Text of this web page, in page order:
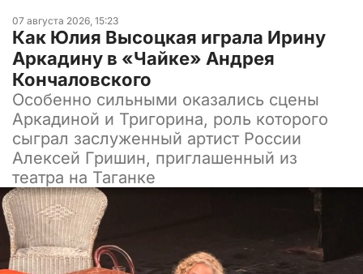
07 августа 2026, 15:23
Как Юлия Высоцкая играла Ирину
Аркадину в «Чайке» Андрея
Кончаловского
Особенно сильными оказались сцены
Аркадиной и Тригорина, роль которого
сыграл заслуженный артист России
Алексей Гришин, приглашенный из
театра на Таганке